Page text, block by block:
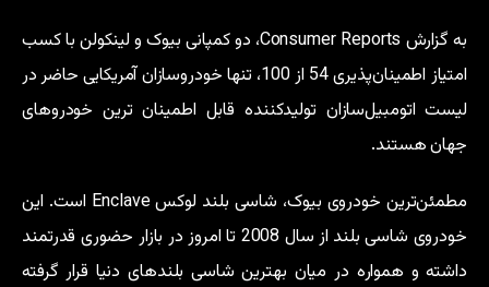
به گزارش Consumer Reports، دو کمپانی بیوک و لینکولن با کسب
امتیاز اطمینان‌پذیری 54 از 100، تنها خودروسازان آمریکایی حاضر در
لیست اتومبیل‌سازان تولیدکننده قابل اطمینان ترین خودروهای
جهان هستند.
مطمئن‌ترین خودروی بیوک، شاسی بلند لوکس Enclave است. این
خودروی شاسی بلند از سال 2008 تا امروز در بازار حضوری قدرتمند
داشته و همواره در میان بهترین شاسی بلندهای دنیا قرار گرفته